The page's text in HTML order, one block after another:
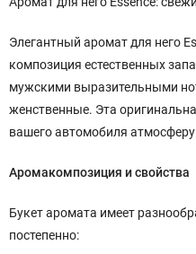
Элегантный аромат для него
композиция естественных
мужскими выразительными
женственные. Эта
вашего автомобиля
Аромакомпозиция и свойства
Букет аромата имеет
постепенно: